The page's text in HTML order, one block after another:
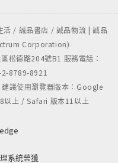
/ 誠品書店 / 誠品物流 | 誠品
Corporation)
松德路204號B1 服務電話：
8789-8921
議使用瀏覽器版本：Google
以上 / Safari 版本11以上
系統榮獲